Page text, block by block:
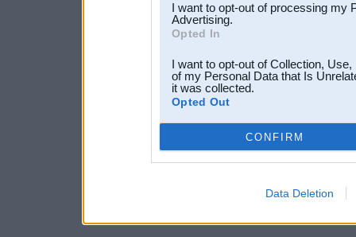
I want to opt-out of processing my
Advertising.
Opted In
I want to opt-out of Collection,
of my Personal Data that Is
it was collected.
Opted Out
CONFIRM
Data Deletion